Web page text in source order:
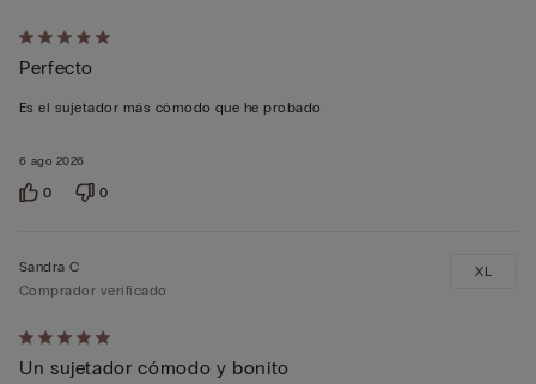
Calificación
de
5
5
6 ago 2026
Perfecto
Es el sujetador más cómodo que he probado
0 0
Calificación
de
Sandra C
Comprador verificado
Un sujetador cómodo y bonito
XL